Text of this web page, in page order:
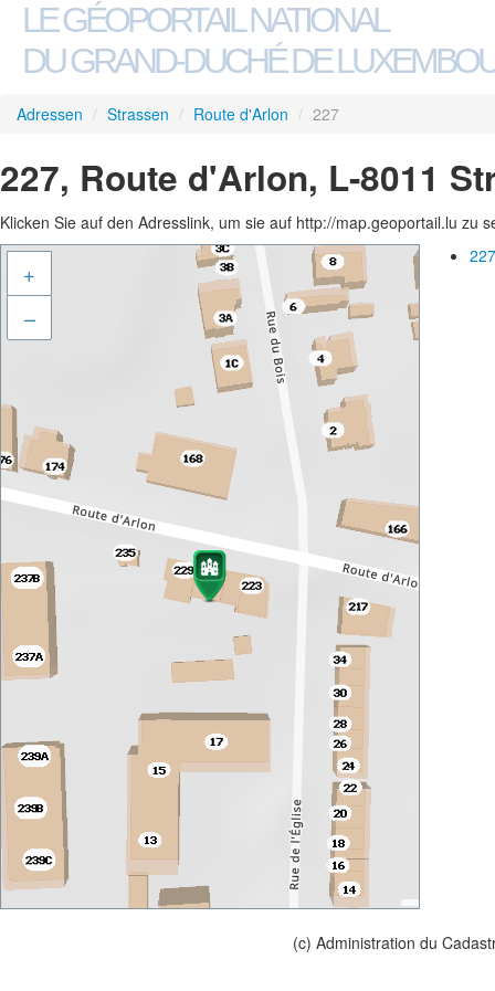
LE GÉOPORTAIL NATIONAL
DU GRAND-DUCHÉ DE
Adressen / Strassen / Route d'Arlon / 227
227, Route d'Arlon, L-8011
Klicken Sie auf den Adresslink, um sie auf http://map.geoportail.lu zu
+
–
(c) Administration du